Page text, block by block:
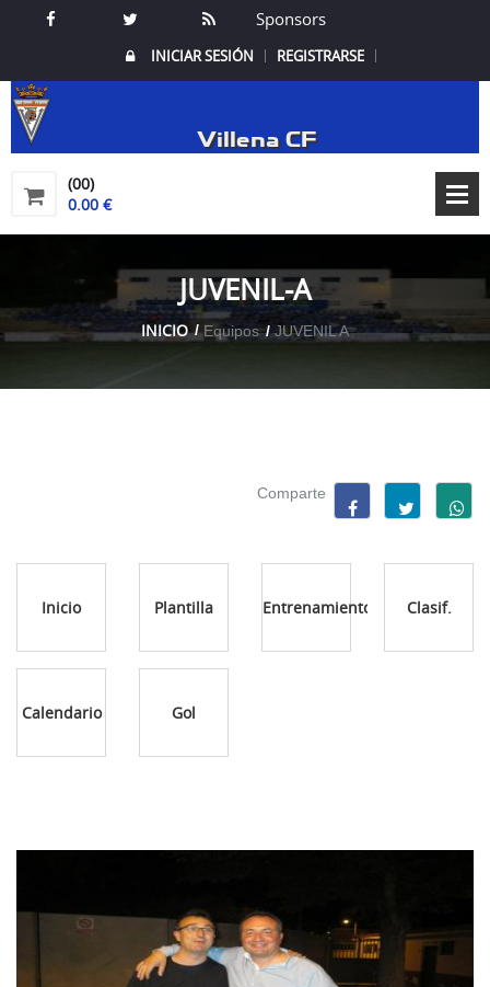
Sponsors
INICIAR SESIÓN REGISTRARSE
Villena CF
(00)
0.00 €
JUVENIL-A
INICIO Equipos JUVENIL A
Comparte
Inicio Plantilla Entrenamientos Clasif.
Calendario Gol